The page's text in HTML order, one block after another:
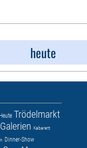
heute
Heute Trödelmarkt
Galerien Kabarett
Dinner-Show